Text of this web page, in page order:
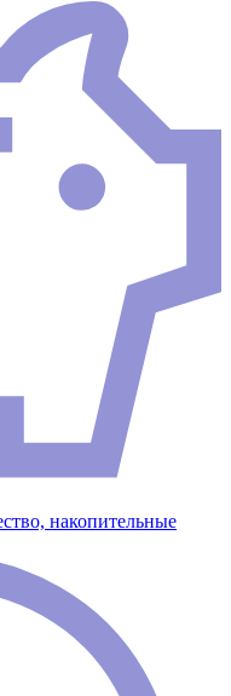
накопительные